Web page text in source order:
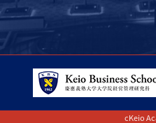
cKeio